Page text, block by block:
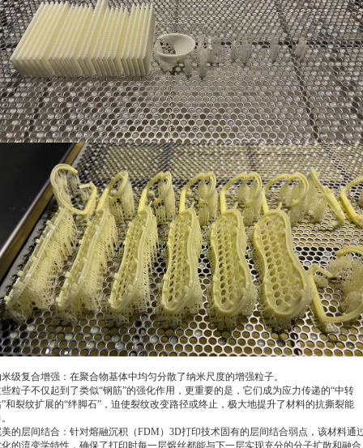
级复合增强：在聚合物基体中均匀分散了纳米尺度的增强粒子。
粒子不仅起到了类似“钢筋”的强化作用，更重要的是，它们成为应力传递的“中转
和裂纹扩展的“绊脚石”，迫使裂纹改变路径或终止，极大地提升了材料的抗撕裂能
的层间结合：针对熔融沉积（FDM）3D打印技术固有的层间结合弱点，该材料通
的流变学特性，确保了打印时每一层熔丝都能与下一层实现充分的分子扩散和融合